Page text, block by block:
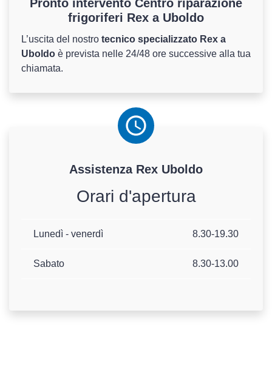
Pronto intervento Centro riparazione
frigoriferi Rex a Uboldo
L’uscita del nostro tecnico specializzato Rex a
Uboldo è prevista nelle 24/48 ore successive alla tua
chiamata.
Assistenza Rex Uboldo
Orari d'apertura
Lunedì - venerdì 8.30-19.30
Sabato 8.30-13.00